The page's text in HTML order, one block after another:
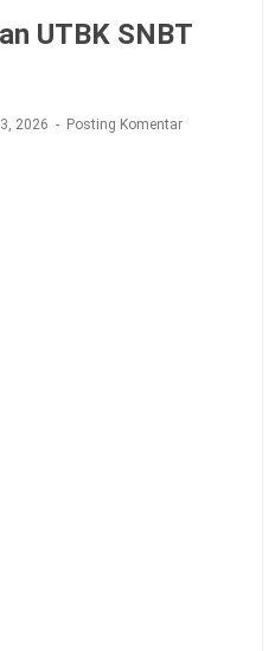
UTBK SNBT
2026 Posting Komentar